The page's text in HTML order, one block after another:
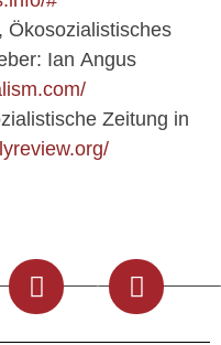
Ökosozialistisches
Ian Angus
Zeitung in